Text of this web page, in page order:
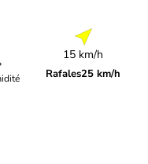
15 km/h
Rafales25 km/h